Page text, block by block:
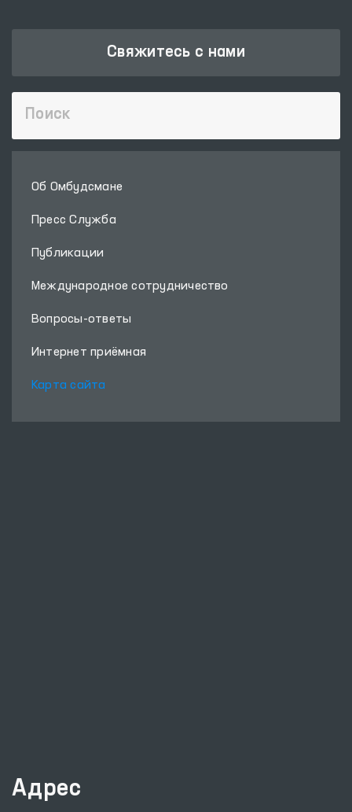
Свяжитесь с нами
Об Омбудсмане
Пресс Служба
Публикации
Международное сотрудничество
Вопросы-ответы
Интернет приёмная
Карта сайта
Адрес